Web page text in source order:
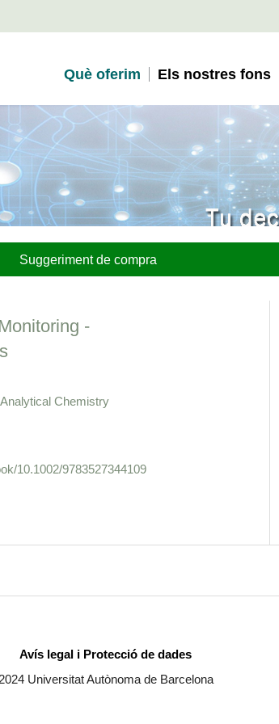
Què oferim Els nostres fons
Suggeriment de compra
-
Analytical Chemistry
10.1002/9783527344109
Avís legal i Protecció de dades
2024 Universitat Autònoma de Barcelona